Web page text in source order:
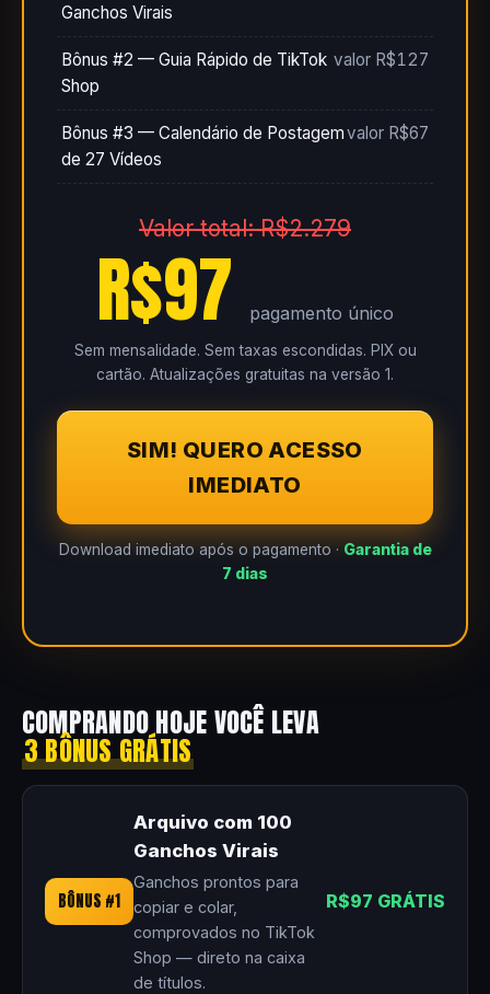
Ganchos Virais
Bônus #2 — Guia Rápido de TikTok
Shop
valor R$127
Bônus #3 — Calendário de Postagem
de 27 Vídeos
valor R$67
Valor total: R$2.279
R$97 pagamento único
Sem mensalidade. Sem taxas escondidas. PIX ou
cartão. Atualizações gratuitas na versão 1.
SIM! QUERO ACESSO
IMEDIATO
Download imediato após o pagamento · Garantia de
7 dias
COMPRANDO HOJE VOCÊ LEVA
3 BÔNUS GRÁTIS
BÔNUS #1
Arquivo com 100
Ganchos Virais
Ganchos prontos para
copiar e colar,
comprovados no TikTok
Shop — direto na caixa
de títulos.
R$97 GRÁTIS